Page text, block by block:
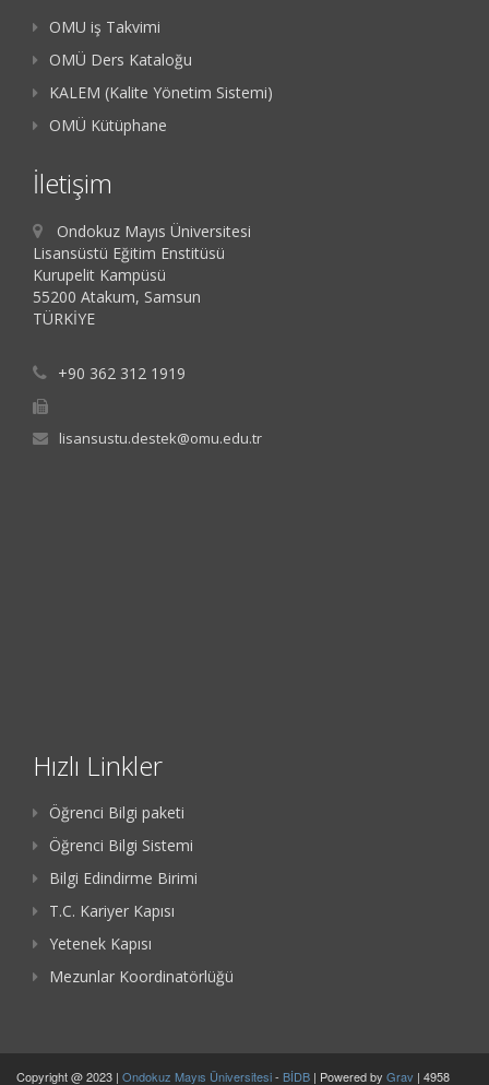
OMU iş Takvimi
OMÜ Ders Kataloğu
KALEM (Kalite Yönetim Sistemi)
OMÜ Kütüphane
İletişim
Ondokuz Mayıs Üniversitesi
Lisansüstü Eğitim Enstitüsü
Kurupelit Kampüsü
55200 Atakum, Samsun
TÜRKİYE
+90 362 312 1919
lisansustu.destek@omu.edu.tr
Hızlı Linkler
Öğrenci Bilgi paketi
Öğrenci Bilgi Sistemi
Bilgi Edindirme Birimi
T.C. Kariyer Kapısı
Yetenek Kapısı
Mezunlar Koordinatörlüğü
Copyright @ 2023 | Ondokuz Mayıs Üniversitesi- BİDB | Powered by Grav | 4958